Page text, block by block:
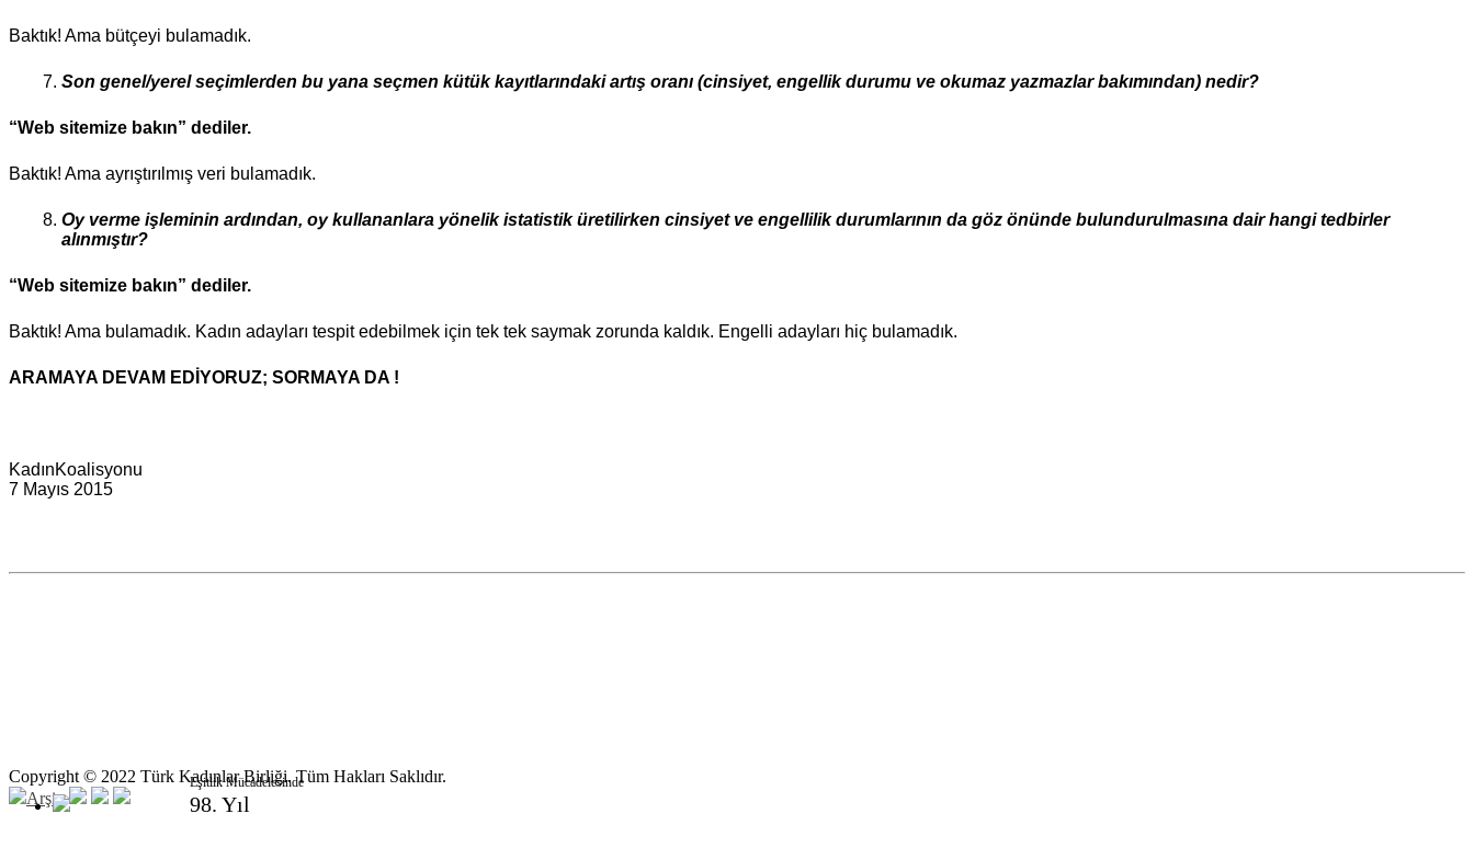
Eşitlik Mücadelesinde
98. Yıl
Baktık! Ama bütçeyi bulamadık.
Son genel/yerel seçimlerden bu yana seçmen kütük kayıtlarındaki artış oranı (cinsiyet, engellik durumu ve okumaz yazmazlar bakımından) nedir?
“Web sitemize bakın” dediler.
Baktık! Ama ayrıştırılmış veri bulamadık.
Oy verme işleminin ardından, oy kullananlara yönelik istatistik üretilirken cinsiyet ve engellilik durumlarının da göz önünde bulundurulmasına dair hangi tedbirler
alınmıştır?
“Web sitemize bakın” dediler.
Baktık! Ama bulamadık. Kadın adayları tespit edebilmek için tek tek saymak zorunda kaldık. Engelli adayları hiç bulamadık.
ARAMAYA DEVAM EDİYORUZ; SORMAYA DA !
KadınKoalisyonu
7 Mayıs 2015
Copyright © 2022 Türk Kadınlar Birliği. Tüm Hakları Saklıdır.
Arşiv